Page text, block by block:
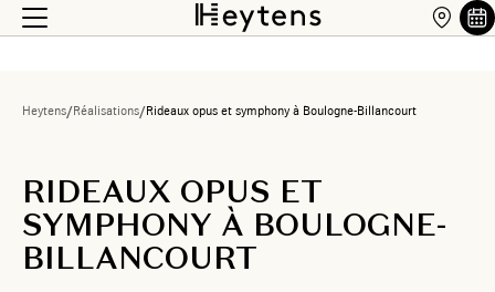
Heytens/Réalisations/Rideaux opus et symphony à Boulogne-Billancourt
RIDEAUX OPUS ET
SYMPHONY À BOULOGNE-
BILLANCOURT